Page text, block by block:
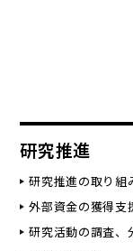
研究推進
研究推進の取り組
外部資金の獲得支
研究活動の調査、